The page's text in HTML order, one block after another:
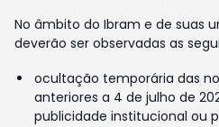
No âmbito do Ibram e de suas
deverão ser observadas as
ocultação temporária das
anteriores a 4 de julho de
publicidade institucional ou